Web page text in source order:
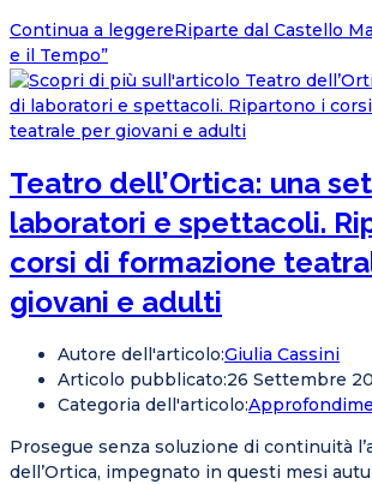
Continua a leggereRiparte dal Castello
e il Tempo”
Teatro dell’Ortica: una
laboratori e spettacoli.
corsi di formazione
giovani e adulti
Autore dell'articolo:Giulia Cassini
Articolo pubblicato:26 Settembre
Categoria dell'articolo:
Prosegue senza soluzione di continuità
dell’Ortica, impegnato in questi mesi